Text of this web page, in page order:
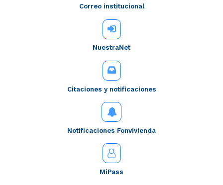
Correo institucional
NuestraNet
Citaciones y notificaciones
Notificaciones Fonvivienda
MiPass